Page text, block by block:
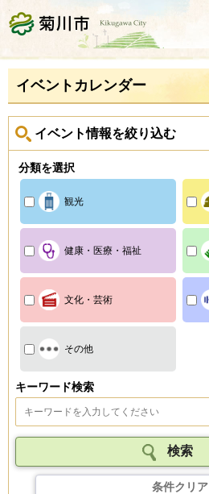
菊川市
イベントカレンダー
イベント情報を絞り込む
分類を選択
観光
健康・医療・福祉
文化・芸術
その他
キーワード検索
条件クリア